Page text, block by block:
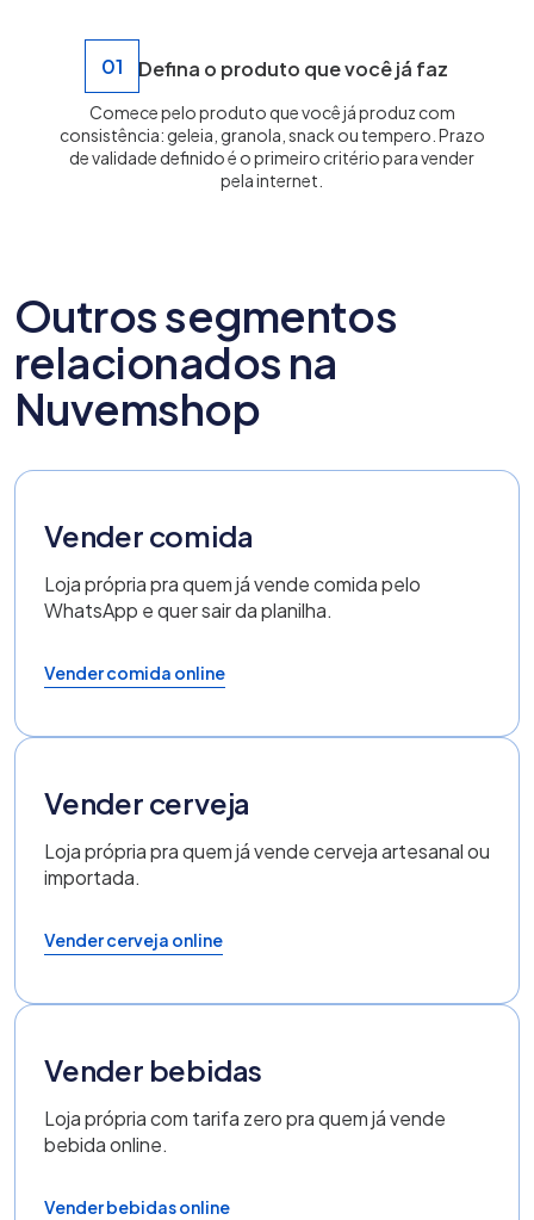
01 Defina o produto que você já faz
Comece pelo produto que você já produz com
consistência: geleia, granola, snack ou tempero. Prazo
de validade definido é o primeiro critério para vender
pela internet.
Outros segmentos
relacionados na
Nuvemshop
Vender comida
Loja própria pra quem já vende comida pelo
WhatsApp e quer sair da planilha.
Vender comida online
Vender cerveja
Loja própria pra quem já vende cerveja artesanal ou
importada.
Vender cerveja online
Vender bebidas
Loja própria com tarifa zero pra quem já vende
bebida online.
Vender bebidas online